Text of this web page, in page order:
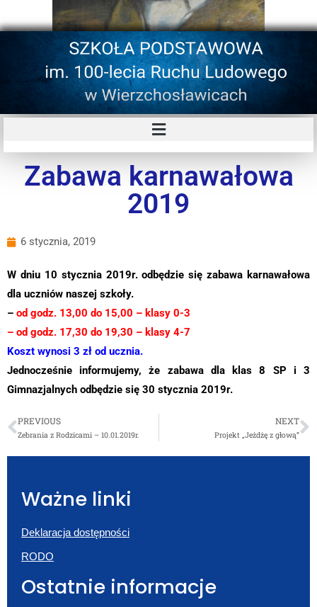
Zabawa karnawałowa
2019
6 stycznia, 2019
W dniu 10 stycznia 2019r. odbędzie się zabawa karnawałowa
dla uczniów naszej szkoły.
– od godz. 13,00 do 15,00 – klasy 0-3
– od godz. 17,30 do 19,30 – klasy 4-7
Koszt wynosi 3 zł od ucznia.
Jednocześnie informujemy, że zabawa dla klas 8 SP i 3
Gimnazjalnych odbędzie się 30 stycznia 2019r.
PREVIOUS
Zebrania z Rodzicami – 10.01.2019r.
NEXT
Projekt „Jeżdżę z głową”
Ważne linki
Deklaracja dostępności
RODO
Ostatnie informacje